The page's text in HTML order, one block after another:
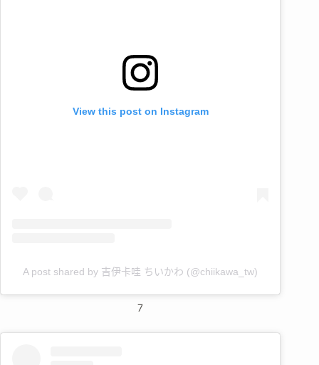
View this post on Instagram
A post shared by 吉伊卡哇 ちいかわ (@chiikawa_tw)
7